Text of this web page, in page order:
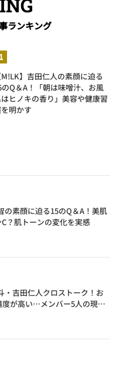
ランキング
M!LK】吉田仁人の素顔に迫る
のQ＆A！「朝は味噌汁、お風
ヒノキの香り」美容や健康習
明かす
の素顔に迫る15のQ＆A！美肌
？肌トーンの変化を実感
・吉田仁人クロストーク！お
が高い…メンバー5人の現在